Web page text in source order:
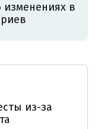
в
из-за